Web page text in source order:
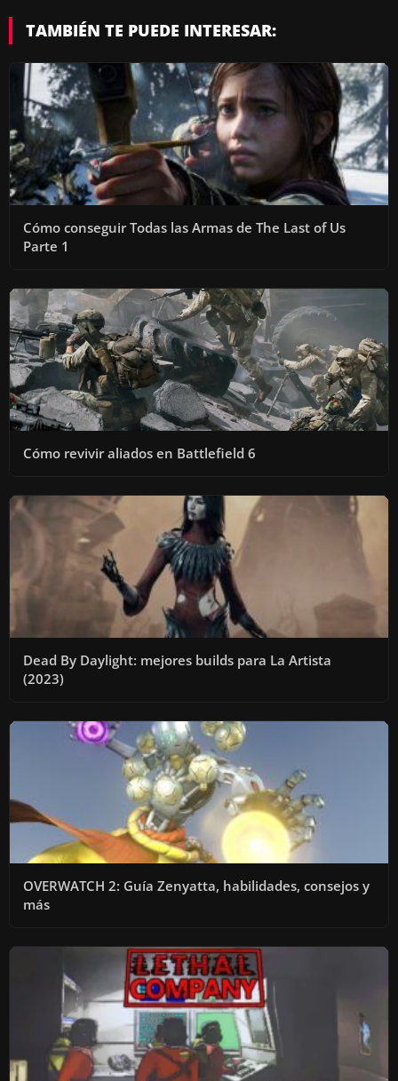
TAMBIÉN TE PUEDE INTERESAR:
Cómo conseguir Todas las Armas de The Last of Us
Parte 1
Cómo revivir aliados en Battlefield 6
Dead By Daylight: mejores builds para La Artista
(2023)
OVERWATCH 2: Guía Zenyatta, habilidades, consejos y
más